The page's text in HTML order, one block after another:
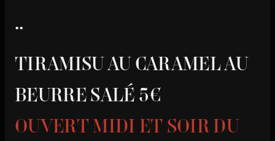
..
TIRAMISU AU CARAMEL AU
BEURRE SALÉ 5€
OUVERT MIDI ET SOIR DU